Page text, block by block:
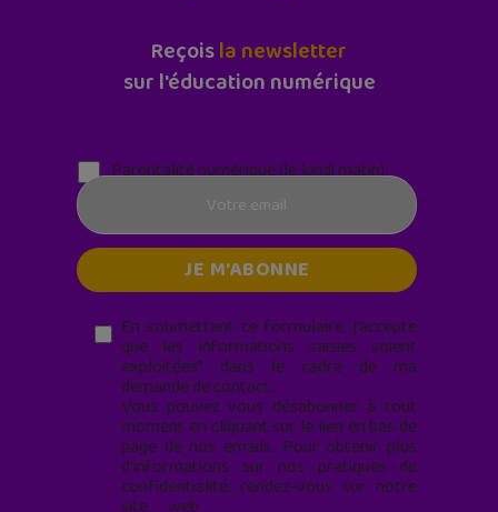
Reçoisla newsletter
sur l'éducation numérique
Parentalité numérique (le lundi matin)
En soumettant ce formulaire, j’accepte
que les informations saisies soient
exploitées* dans le cadre de ma
demande de contact.
Vous pouvez vous désabonner à tout
moment en cliquant sur le lien en bas de
page de nos emails. Pour obtenir plus
d'informations sur nos pratiques de
confidentialité, rendez-vous sur notre